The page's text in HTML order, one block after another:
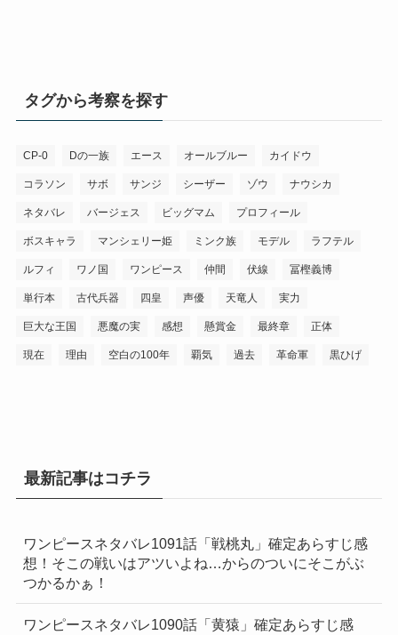
タグから考察を探す
CP-0 Dの一族 エース オールブルー カイドウ
コラソン サボ サンジ シーザー ゾウ ナウシカ
ネタバレ バージェス ビッグマム プロフィール
ボスキャラ マンシェリー姫 ミンク族 モデル ラフテル
ルフィ ワノ国 ワンピース 仲間 伏線 冨樫義博
単行本 古代兵器 四皇 声優 天竜人 実力
巨大な王国 悪魔の実 感想 懸賞金 最終章 正体
現在 理由 空白の100年 覇気 過去 革命軍 黒ひげ
最新記事はコチラ
ワンピースネタバレ1091話「戦桃丸」確定あらすじ感
想！そこの戦いはアツいよね…からのついにそこがぶ
つかるかぁ！
ワンピースネタバレ1090話「黄猿」確定あらすじ感